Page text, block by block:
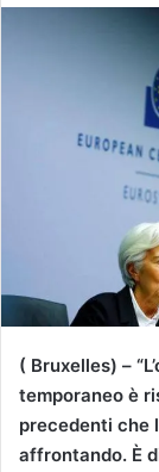
e
m
a
i
l
( Bruxelles) –
temporaneo è
precedenti che
affrontando. È